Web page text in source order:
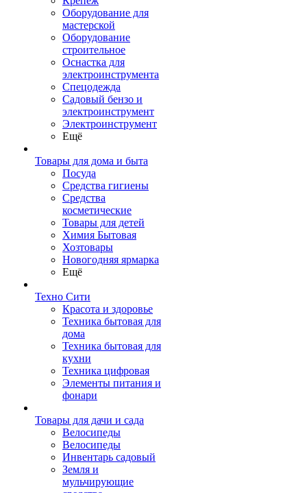
Оборудование для
мастерской
Оборудование
строительное
Оснастка для
электроинструмента
Спецодежда
Садовый бензо и
электроинструмент
Электроинструмент
Ещё
Товары для дома и быта
Посуда
Средства гигиены
Средства
косметические
Товары для детей
Химия Бытовая
Хозтовары
Новогодняя ярмарка
Ещё
Техно Сити
Красота и здоровье
Техника бытовая для
дома
Техника бытовая для
кухни
Техника цифровая
Элементы питания и
фонари
Товары для дачи и сада
Велосипеды
Велосипеды
Инвентарь садовый
Земля и
мульчирующие